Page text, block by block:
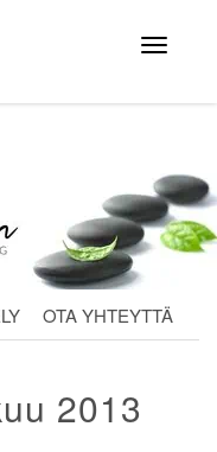
Avaa
valikko
OTA YHTEYTTÄ
2013